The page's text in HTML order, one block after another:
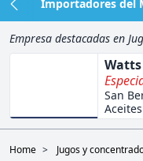
Importadores del
Empresa destacadas en
San
Home Jugos y